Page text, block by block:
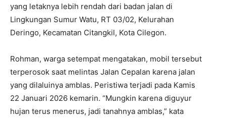
yang letaknya lebih rendah dari badan jalan di
Lingkungan Sumur Watu, RT 03/02, Kelurahan
Deringo, Kecamatan Citangkil, Kota Cilegon.
Rohman, warga setempat mengatakan, mobil tersebut
terperosok saat melintas Jalan Cepalan karena jalan
yang dilaluinya amblas. Peristiwa terjadi pada Kamis
22 Januari 2026 kemarin. “Mungkin karena diguyur
hujan terus menerus, jadi tanahnya amblas,” kata